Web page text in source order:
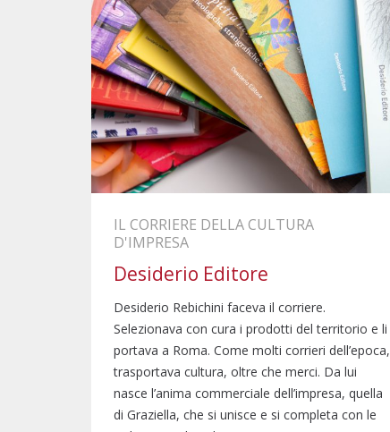
IL CORRIERE DELLA CULTURA
D'IMPRESA
Desiderio Editore
Desiderio Rebichini faceva il corriere.
Selezionava con cura i prodotti del territorio e li
portava a Roma. Come molti corrieri dell’epoca,
trasportava cultura, oltre che merci. Da lui
nasce l’anima commerciale dell’impresa, quella
di Graziella, che si unisce e si completa con le